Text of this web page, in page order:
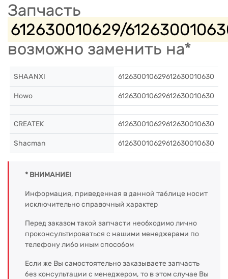
Запчасть
612630010629/
возможно заменить на*
SHAANXI 612630010629612630010630
Howo 612630010629612630010630
CREATEK 612630010629612630010630
Shacman 612630010629612630010630
* ВНИМАНИЕ!
Информация, приведенная в данной таблице носит
исключительно справочный характер
Перед заказом такой запчасти необходимо лично
проконсультироваться с нашими менеджерами по
телефону либо иным способом
Если же Вы самостоятельно заказываете запчасть
без консультации с менеджером, то в этом случае Вы